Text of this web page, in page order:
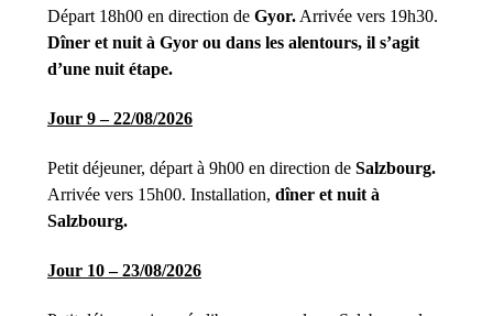
Départ 18h00 en direction de Gyor. Arrivée vers 19h30.
Dîner et nuit à Gyor ou dans les alentours, il s’agit
d’une nuit étape.
Jour 9 – 22/08/2026
Petit déjeuner, départ à 9h00 en direction de Salzbourg.
Arrivée vers 15h00. Installation, dîner et nuit à
Salzbourg.
Jour 10 – 23/08/2026